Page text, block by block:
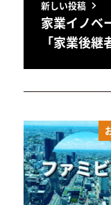
新しい投稿
家業イノベ
「家業後